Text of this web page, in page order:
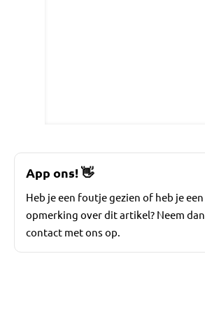
App ons!👋
Heb je een foutje gezien of heb je een
opmerking over dit artikel? Neem dan
contact met ons op.